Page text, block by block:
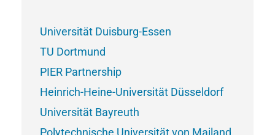
Universität Duisburg-Essen
TU Dortmund
PIER Partnership
Heinrich-Heine-Universität Düsseldorf
Universität Bayreuth
Polytechnische Universität von Mailand